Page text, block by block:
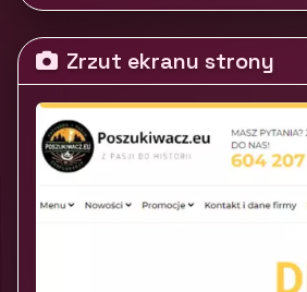
Zrzut ekranu strony